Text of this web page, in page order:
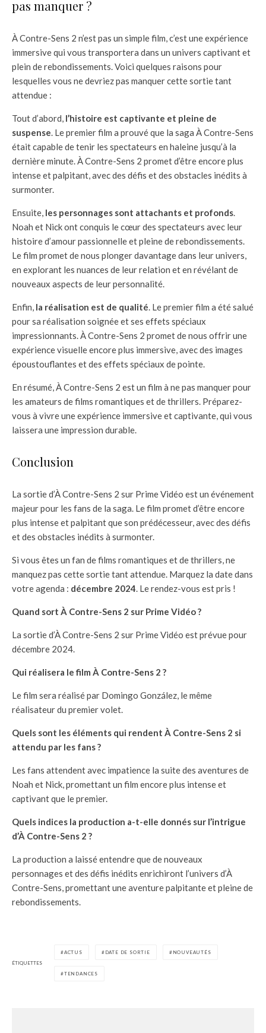
pas manquer ?
À Contre-Sens 2 n’est pas un simple film, c’est une expérience
immersive qui vous transportera dans un univers captivant et
plein de rebondissements. Voici quelques raisons pour
lesquelles vous ne devriez pas manquer cette sortie tant
attendue :
Tout d’abord, l’histoire est captivante et pleine de
suspense. Le premier film a prouvé que la saga À Contre-Sens
était capable de tenir les spectateurs en haleine jusqu’à la
dernière minute. À Contre-Sens 2 promet d’être encore plus
intense et palpitant, avec des défis et des obstacles inédits à
surmonter.
Ensuite, les personnages sont attachants et profonds.
Noah et Nick ont conquis le cœur des spectateurs avec leur
histoire d’amour passionnelle et pleine de rebondissements.
Le film promet de nous plonger davantage dans leur univers,
en explorant les nuances de leur relation et en révélant de
nouveaux aspects de leur personnalité.
Enfin, la réalisation est de qualité. Le premier film a été salué
pour sa réalisation soignée et ses effets spéciaux
impressionnants. À Contre-Sens 2 promet de nous offrir une
expérience visuelle encore plus immersive, avec des images
époustouflantes et des effets spéciaux de pointe.
En résumé, À Contre-Sens 2 est un film à ne pas manquer pour
les amateurs de films romantiques et de thrillers. Préparez-
vous à vivre une expérience immersive et captivante, qui vous
laissera une impression durable.
Conclusion
La sortie d’À Contre-Sens 2 sur Prime Vidéo est un événement
majeur pour les fans de la saga. Le film promet d’être encore
plus intense et palpitant que son prédécesseur, avec des défis
et des obstacles inédits à surmonter.
Si vous êtes un fan de films romantiques et de thrillers, ne
manquez pas cette sortie tant attendue. Marquez la date dans
votre agenda : décembre 2024. Le rendez-vous est pris !
Quand sort À Contre-Sens 2 sur Prime Vidéo ?
La sortie d’À Contre-Sens 2 sur Prime Vidéo est prévue pour
décembre 2024.
Qui réalisera le film À Contre-Sens 2 ?
Le film sera réalisé par Domingo González, le même
réalisateur du premier volet.
Quels sont les éléments qui rendent À Contre-Sens 2 si
attendu par les fans ?
Les fans attendent avec impatience la suite des aventures de
Noah et Nick, promettant un film encore plus intense et
captivant que le premier.
Quels indices la production a-t-elle donnés sur l’intrigue
d’À Contre-Sens 2 ?
La production a laissé entendre que de nouveaux
personnages et des défis inédits enrichiront l’univers d’À
Contre-Sens, promettant une aventure palpitante et pleine de
rebondissements.
ÉTIQUETTES
ACTUS DATE DE SORTIE NOUVEAUTÉS
TENDANCES